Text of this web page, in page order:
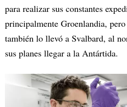
para realizar sus constantes
principalmente Groenlandia,
también lo llevó a Svalbard, al
sus planes llegar a la Antártida.